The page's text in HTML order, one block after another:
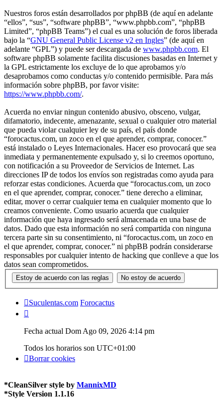
Nuestros foros están desarrollados por phpBB (de aquí en adelante
“ellos”, “sus”, “software phpBB”, “www.phpbb.com”, “phpBB
Limited”, “phpBB Teams”) el cual es una solución de foros liberada
bajo la “GNU General Public License v2 en Ingles” (de aquí en
adelante “GPL”) y puede ser descargada de www.phpbb.com. El
software phpBB solamente facilita discusiones basadas en Internet y
la GPL estrictamente los excluye de lo que aprobamos y/o
desaprobamos como conductas y/o contenido permisible. Para más
información sobre phpBB, por favor visite:
https://www.phpbb.com/.
Acuerda no enviar ningun contenido abusivo, obsceno, vulgar,
difamatorio, indecente, amenazante, sexual o cualquier otro material
que pueda violar cualquier ley de su país, el país donde
“forocactus.com, un zoco en el que aprender, comprar, conocer.”
está instalado o Leyes Internacionales. Hacer eso provocará que sea
inmediata y permanentemente expulsado y, si lo creemos oportuno,
con notificación a su Proveedor de Servicios de Internet. Las
direcciones IP de todos los envíos son registradas como ayuda para
reforzar estas condiciones. Acuerda que “forocactus.com, un zoco
en el que aprender, comprar, conocer.” tiene derecho a eliminar,
editar, mover o cerrar cualquier tema en cualquier momento que lo
creamos conveniente. Como usuario acuerda que cualquier
información que haya ingresado será almacenada en una base de
datos. Dado que esta información no será compartida con ninguna
tercera parte sin su consentimiento, ni “forocactus.com, un zoco en
el que aprender, comprar, conocer.” ni phpBB podrán considerarse
responsables por cualquier intento de hacking que conlleve a que los
datos sean comprometidos.
Suculentas.com Forocactus
Fecha actual Dom Ago 09, 2026 4:14 pm
Todos los horarios son UTC+01:00
Borrar cookies
*CleanSilver style by MannixMD
*Style Version 1.1.16